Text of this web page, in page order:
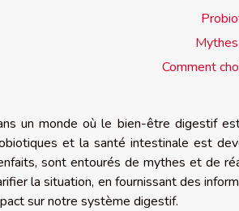
Comment
un monde où le bien-être digestif
et la santé intestinale est
sont entourés de mythes et de
la situation, en fournissant des
sur notre système digestif.